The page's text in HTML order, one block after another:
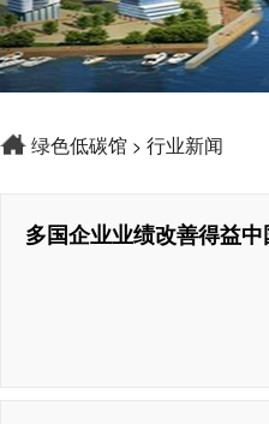
绿色低碳馆 > 行业新闻
多国企业业绩改善得益